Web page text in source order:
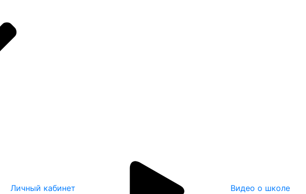
Личный кабинет Видео о школе